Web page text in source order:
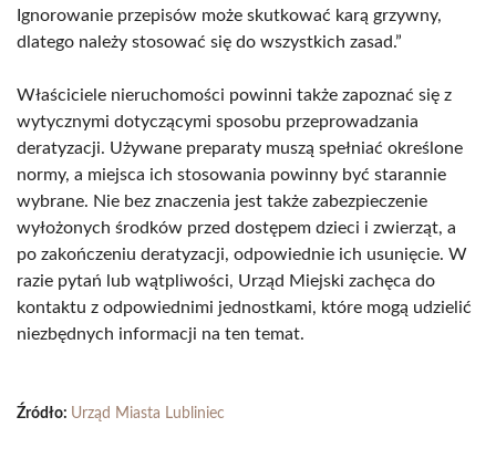
Ignorowanie przepisów może skutkować karą grzywny,
dlatego należy stosować się do wszystkich zasad.”
Właściciele nieruchomości powinni także zapoznać się z
wytycznymi dotyczącymi sposobu przeprowadzania
deratyzacji. Używane preparaty muszą spełniać określone
normy, a miejsca ich stosowania powinny być starannie
wybrane. Nie bez znaczenia jest także zabezpieczenie
wyłożonych środków przed dostępem dzieci i zwierząt, a
po zakończeniu deratyzacji, odpowiednie ich usunięcie. W
razie pytań lub wątpliwości, Urząd Miejski zachęca do
kontaktu z odpowiednimi jednostkami, które mogą udzielić
niezbędnych informacji na ten temat.
Źródło: Urząd Miasta Lubliniec